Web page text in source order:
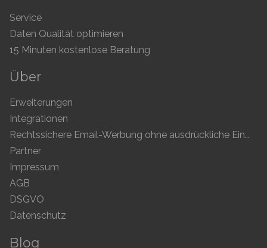
Service
Daten Qualität optimieren
15 Minuten kostenlose Beratung
Über
Erweiterungen
Integrationen
Rechtssichere Email-Werbung ohne ausdrückliche Einwilligung
Partner
Impressum
AGB
DSGVO
Datenschutz
Blog